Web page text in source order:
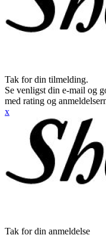
Tak for din tilmelding.
Se venligst din e-mail og
med rating og
x
Tak for din anmeldelse